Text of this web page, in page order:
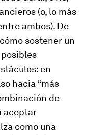
(o, lo más
ambos). De
sostener un
en
hacia “más
de
aceptar
como una